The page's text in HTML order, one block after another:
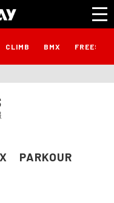
CLIMB BMX
PARKOUR